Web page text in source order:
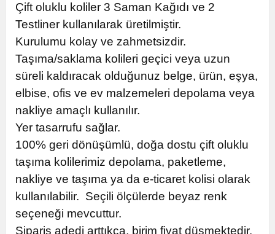
Çift oluklu koliler 3 Saman Kağıdı ve 2
Testliner kullanılarak üretilmiştir.
Kurulumu kolay ve zahmetsizdir.
Taşıma/saklama kolileri geçici veya uzun
süreli kaldıracak olduğunuz belge, ürün, eşya,
elbise, ofis ve ev malzemeleri depolama veya
nakliye amaçlı kullanılır.
Yer tasarrufu sağlar.
100% geri dönüşümlü, doğa dostu çift oluklu
taşıma kolilerimiz depolama, paketleme,
nakliye ve taşıma ya da e-ticaret kolisi olarak
kullanılabilir. Seçili ölçülerde beyaz renk
seçeneği mevcuttur.
Sipariş adedi arttıkça, birim fiyat düşmektedir.